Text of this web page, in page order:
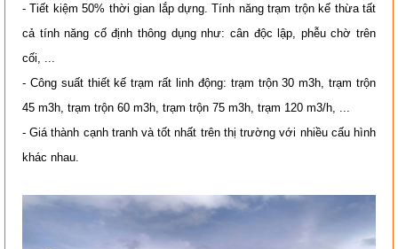
- Tiết kiệm 50% thời gian lắp dựng. Tính năng trạm trộn kế thừa tất
cả tính năng cố định thông dụng như: cân độc lập, phễu chờ trên
cối, ...
- Công suất thiết kế trạm rất linh động: trạm trộn 30 m3h, trạm trộn
45 m3h, trạm trộn 60 m3h, trạm trộn 75 m3h, trạm 120 m3/h, ...
- Giá thành cạnh tranh và tốt nhất trên thị trường với nhiều cấu hình
khác nhau.